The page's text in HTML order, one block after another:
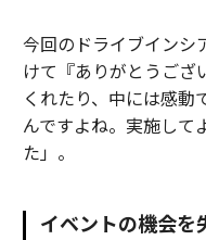
今回のドライブインシ
けて『ありがとうござ
くれたり、中には感動
んですよね。実施して
た」。
イベントの機会を